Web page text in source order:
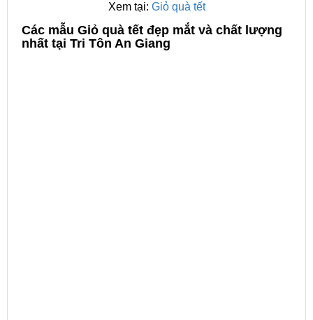
Xem tại: Giỏ quà tết
Các mẫu Giỏ quà tết đẹp mắt và chất lượng
nhất tại Tri Tôn An Giang